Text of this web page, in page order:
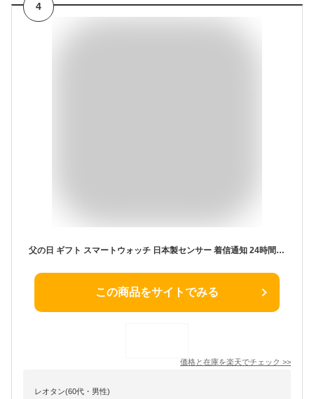
4
父の日 ギフト スマートウォッチ 日本製センサー 着信通知 24時間健康管理 生活防水 歩数計 曲面 レディース メンズ腕時計 日本語対応 多機能 睡眠検測 アラーム 軽量 Bluetooth 5.0 iphone android アンドロイド対応 誕生日 男性 女性 キッズ 子供 プレゼント 70代 母の日
この商品をサイトでみる
価格と在庫を楽天でチェック >>
レオタン(60代・男性)